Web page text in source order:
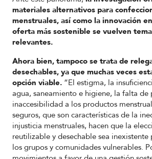
materiales alternativos para
menstruales, así como la innovación
oferta más sostenible se vuelven
relevantes.
Ahora bien, tampoco se trata de
desechables, ya que muchas veces
opción viable. “El estigma, la
agua, saneamiento e higiene, la falta de
inaccesibilidad a los productos
seguros, que son características de la
injusticia menstruales, hacen que la
reutilizable y desechable sea
los grupos y comunidades vulnerables.